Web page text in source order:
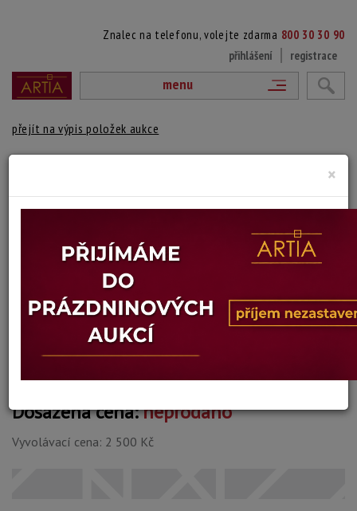
Znalec na telefonu, volejte zdarma 800 30 30 90
přihlášení
registrace
menu
přejít na výpis položek aukce
Volkhard Precht
Monogramováno V.P, datováno
15.07.2026 20:05 SELČ
Dosažená cena:neprodáno
Vyvolávací cena: 2 500 Kč
×